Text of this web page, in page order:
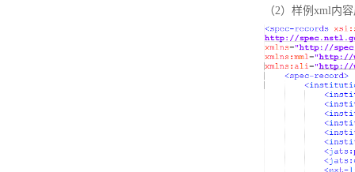
（2）样例xml内